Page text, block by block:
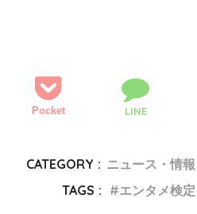
Pocket LINE
CATEGORY : ニュース・情報
TAGS :
エンタメ検定